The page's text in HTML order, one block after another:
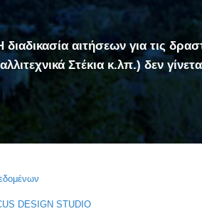
αιτήσεων για τις
Στέκια κ.λπ.) δεν
DESIGN STUDIO